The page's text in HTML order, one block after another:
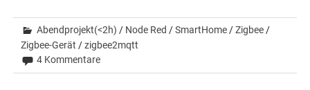
Abendprojekt(<2h) / Node Red /SmartHome /Zigbee /
Zigbee-Gerät /zigbee2mqtt
4 Kommentare